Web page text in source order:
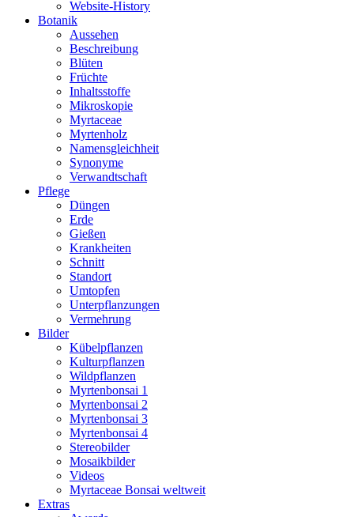
Website-History
Botanik
Aussehen
Beschreibung
Blüten
Früchte
Inhaltsstoffe
Mikroskopie
Myrtaceae
Myrtenholz
Namensgleichheit
Synonyme
Verwandtschaft
Pflege
Düngen
Erde
Gießen
Krankheiten
Schnitt
Standort
Umtopfen
Unterpflanzungen
Vermehrung
Bilder
Kübelpflanzen
Kulturpflanzen
Wildpflanzen
Myrtenbonsai 1
Myrtenbonsai 2
Myrtenbonsai 3
Myrtenbonsai 4
Stereobilder
Mosaikbilder
Videos
Myrtaceae Bonsai weltweit
Extras